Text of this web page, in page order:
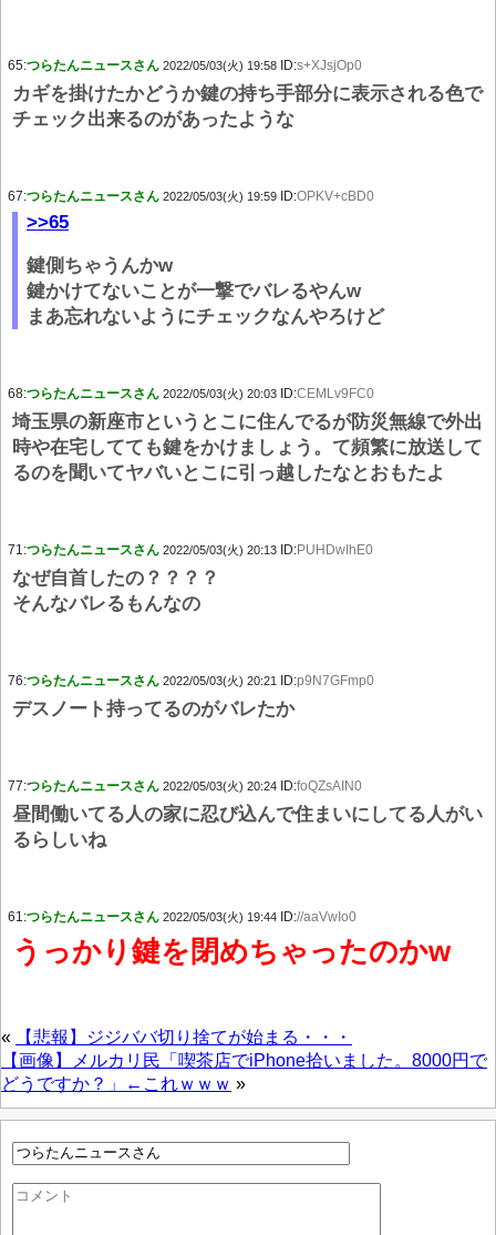
65:つらたんニュースさん 2022/05/03(火) 19:58 ID:s+XJsjOp0
カギを掛けたかどうか鍵の持ち手部分に表示される色で
チェック出来るのがあったような
67:つらたんニュースさん 2022/05/03(火) 19:59 ID:OPKV+cBD0
>>65
鍵側ちゃうんかw
鍵かけてないことが一撃でバレるやんw
まあ忘れないようにチェックなんやろけど
68:つらたんニュースさん 2022/05/03(火) 20:03 ID:CEMLv9FC0
埼玉県の新座市というとこに住んでるが防災無線で外出
時や在宅してても鍵をかけましょう。て頻繁に放送して
るのを聞いてヤバいとこに引っ越したなとおもたよ
71:つらたんニュースさん 2022/05/03(火) 20:13 ID:PUHDwIhE0
なぜ自首したの？？？？
そんなバレるもんなの
76:つらたんニュースさん 2022/05/03(火) 20:21 ID:p9N7GFmp0
デスノート持ってるのがバレたか
77:つらたんニュースさん 2022/05/03(火) 20:24 ID:foQZsAIN0
昼間働いてる人の家に忍び込んで住まいにしてる人がい
るらしいね
61:つらたんニュースさん 2022/05/03(火) 19:44 ID://aaVwIo0
うっかり鍵を閉めちゃったのかw
«
【悲報】ジジババ切り捨てが始まる・・・
【画像】メルカリ民「喫茶店でiPhone拾いました。8000円で
どうですか？」←これｗｗｗ »